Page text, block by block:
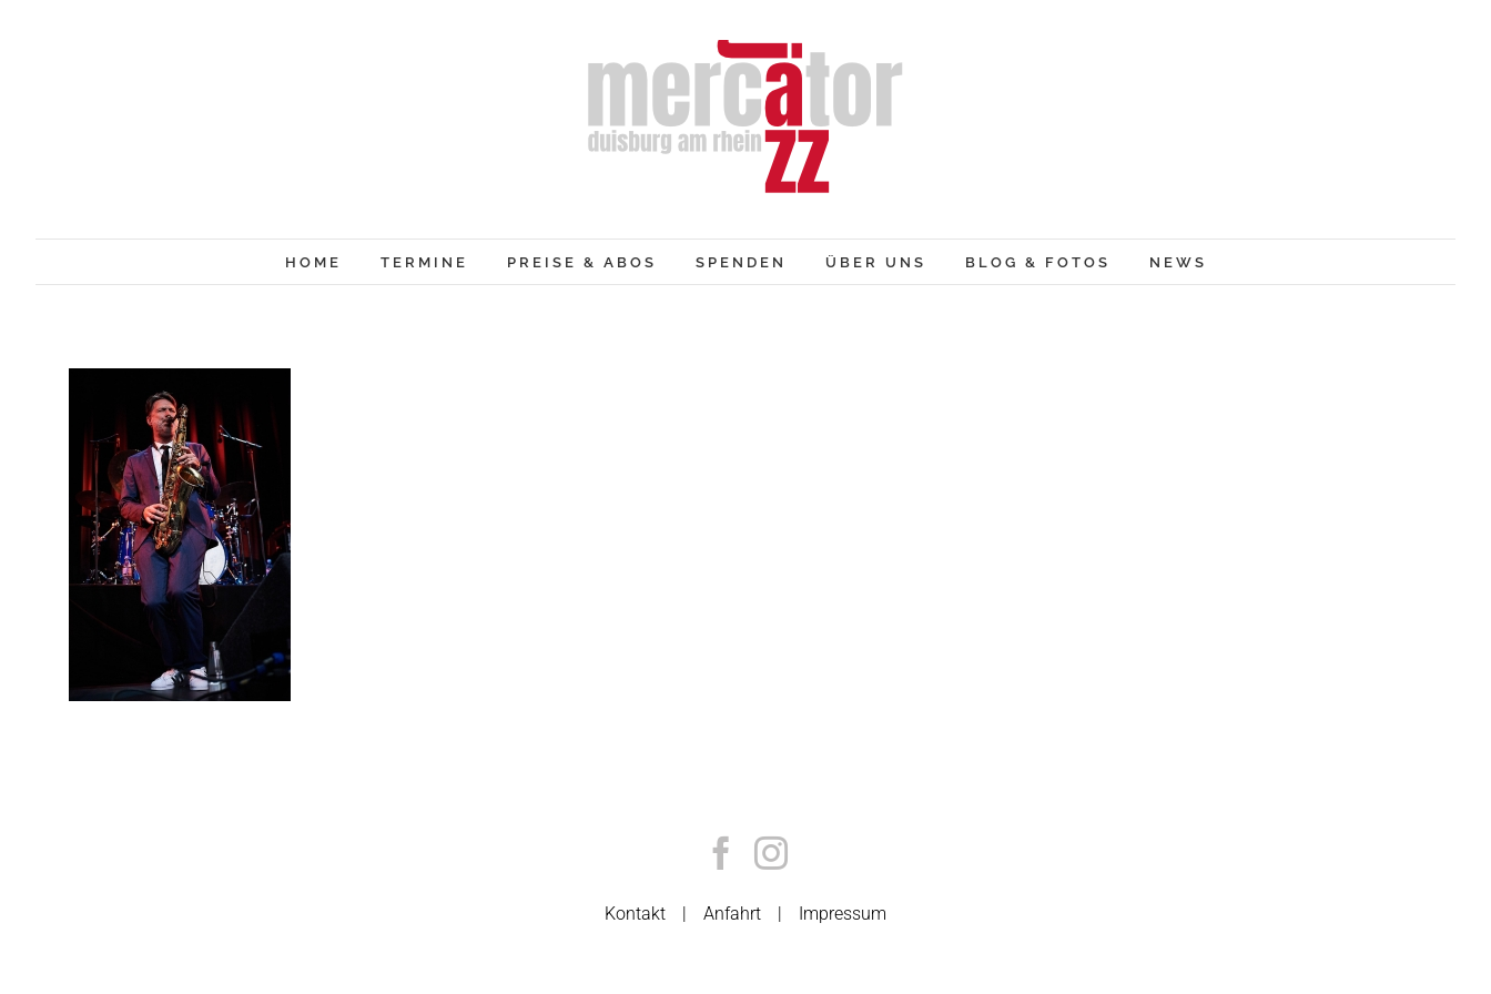
HOME TERMINE PREISE & ABOS SPENDEN ÜBER UNS BLOG & FOTOS NEWS
Kontakt Anfahrt Impressum